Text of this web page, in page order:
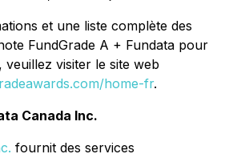
et une liste complète des
FundGrade A + Fundata pour
veuillez visiter le site web
home-fr.
Canada Inc.
fournit des services